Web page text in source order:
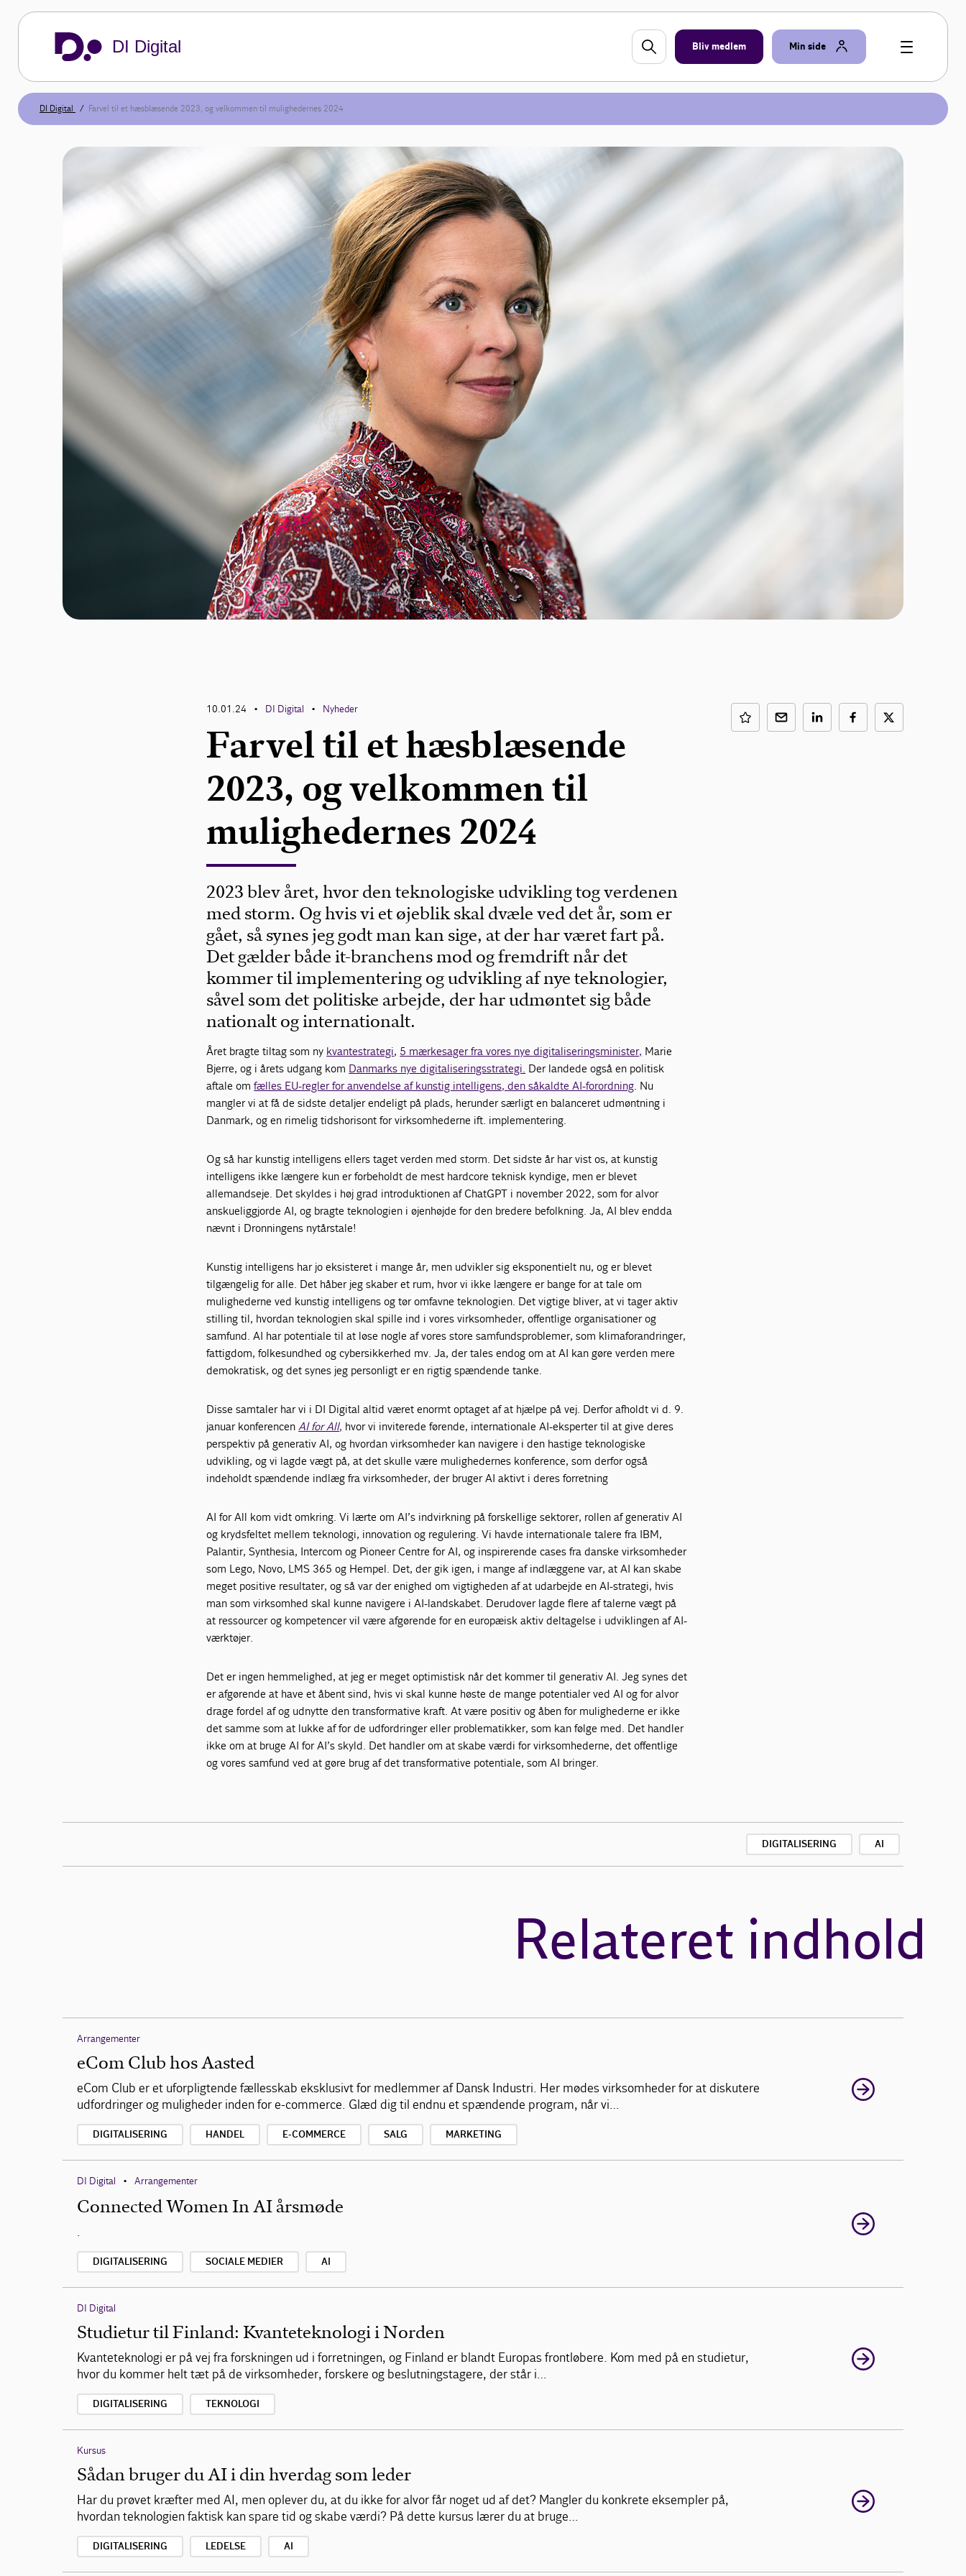
DI Digital Bliv medlem Min side
DI Digital Farvel til et hæsblæsende 2023, og velkommen til mulighedernes 2024
10.01.24 • DI Digital • Nyheder
Farvel til et hæsblæsende
2023, og velkommen til
mulighedernes 2024
2023 blev året, hvor den teknologiske udvikling tog verdenen
med storm. Og hvis vi et øjeblik skal dvæle ved det år, som er
gået, så synes jeg godt man kan sige, at der har været fart på.
Det gælder både it-branchens mod og fremdrift når det
kommer til implementering og udvikling af nye teknologier,
såvel som det politiske arbejde, der har udmøntet sig både
nationalt og internationalt.
Året bragte tiltag som ny kvantestrategi, 5 mærkesager fra vores nyedigitaliseringsminister, Marie
Bjerre, og i årets udgang kom Danmarks nye digitaliseringsstrategi. Der landede også en politisk
aftale omfælles EU-regler for anvendelse af kunstig intelligens, den såkaldte AI-forordning. Nu
mangler vi at få de sidste detaljer endeligt på plads, herunder særligt en balanceret udmøntning i
Danmark, og en rimelig tidshorisont for virksomhederne ift. implementering.
Og så har kunstig intelligens ellers taget verden med storm. Det sidste år har vist os, at kunstig
intelligens ikke længere kun er forbeholdt de mest hardcore teknisk kyndige, men er blevet
allemandseje. Det skyldes i høj grad introduktionen af ChatGPT i november 2022, som for alvor
anskueliggjorde AI, og bragte teknologien i øjenhøjde for den bredere befolkning. Ja, AI blev endda
nævnt i Dronningens nytårstale!
Kunstig intelligens har jo eksisteret i mange år, men udvikler sig eksponentielt nu, og er blevet
tilgængelig for alle. Det håber jeg skaber et rum, hvor vi ikke længere er bange for at tale om
mulighederne ved kunstig intelligens og tør omfavne teknologien. Det vigtige bliver, at vi tager aktiv
stilling til, hvordan teknologien skal spille ind i vores virksomheder, offentlige organisationer og
samfund. AI har potentiale til at løse nogle af vores store samfundsproblemer, som klimaforandringer,
fattigdom, folkesundhed og cybersikkerhed mv. Ja, der tales endog om at AI kan gøre verden mere
demokratisk, og det synes jeg personligt er en rigtig spændende tanke.
Disse samtaler har vi i DI Digital altid været enormt optaget af at hjælpe på vej. Derfor afholdt vi d. 9.
januar konferencenAI for All, hvor vi inviterede førende, internationale AI-eksperter til at give deres
perspektiv på generativ AI, og hvordan virksomheder kan navigere i den hastige teknologiske
udvikling, og vi lagde vægt på, at det skulle være mulighedernes konference, som derfor også
indeholdt spændende indlæg fra virksomheder, der bruger AI aktivt i deres forretning
AI for All kom vidt omkring. Vi lærte om AI’s indvirkning på forskellige sektorer, rollen af generativ AI
og krydsfeltet mellem teknologi, innovation og regulering. Vi havde internationale talere fra IBM,
Palantir, Synthesia, Intercom og Pioneer Centre for AI, og inspirerende cases fra danske virksomheder
som Lego, Novo, LMS 365 og Hempel. Det, der gik igen, i mange af indlæggene var, at AI kan skabe
meget positive resultater, og så var der enighed om vigtigheden af at udarbejde en AI-strategi, hvis
man som virksomhed skal kunne navigere i AI-landskabet. Derudover lagde flere af talerne vægt på
at ressourcer og kompetencer vil være afgørende for en europæisk aktiv deltagelse i udviklingen af AI-
værktøjer.
Det er ingen hemmelighed, at jeg er meget optimistisk når det kommer til generativ AI. Jeg synes det
er afgørende at have et åbent sind, hvis vi skal kunne høste de mange potentialer ved AI og for alvor
drage fordel af og udnytte den transformative kraft. At være positiv og åben for mulighederne er ikke
det samme som at lukke af for de udfordringer eller problematikker, som kan følge med. Det handler
ikke om at bruge AI for AI’s skyld. Det handler om at skabe værdi for virksomhederne, det offentlige
og vores samfund ved at gøre brug af det transformative potentiale, som AI bringer.
DIGITALISERING AI
Relateret indhold
Arrangementer
eCom Club hos Aasted
eCom Club er et uforpligtende fællesskab eksklusivt for medlemmer af Dansk Industri. Her mødes virksomheder for at diskutere
udfordringer og muligheder inden for e-commerce. Glæd dig til endnu et spændende program, når vi…
DIGITALISERING HANDEL E-COMMERCE SALG MARKETING
DI Digital • Arrangementer
Connected Women In AI årsmøde
.
DIGITALISERING SOCIALE MEDIER AI
DI Digital
Studietur til Finland: Kvanteteknologi i Norden
Kvanteteknologi er på vej fra forskningen ud i forretningen, og Finland er blandt Europas frontløbere. Kom med på en studietur,
hvor du kommer helt tæt på de virksomheder, forskere og beslutningstagere, der står i…
DIGITALISERING TEKNOLOGI
Kursus
Sådan bruger du AI i din hverdag som leder
Har du prøvet kræfter med AI, men oplever du, at du ikke for alvor får noget ud af det? Mangler du konkrete eksempler på,
hvordan teknologien faktisk kan spare tid og skabe værdi? På dette kursus lærer du at bruge…
DIGITALISERING LEDELSE AI